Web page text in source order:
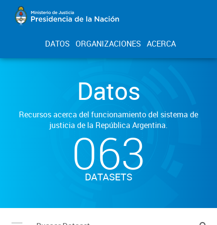
DATOS ORGANIZACIONES ACERCA
Datos
Recursos acerca del funcionamiento del sistema de
justicia de la República Argentina.
063
DATASETS